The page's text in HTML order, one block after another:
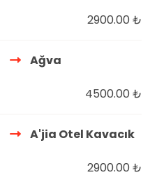
2900.00 ₺
Ağva
4500.00 ₺
A'jia Otel Kavacık
2900.00 ₺